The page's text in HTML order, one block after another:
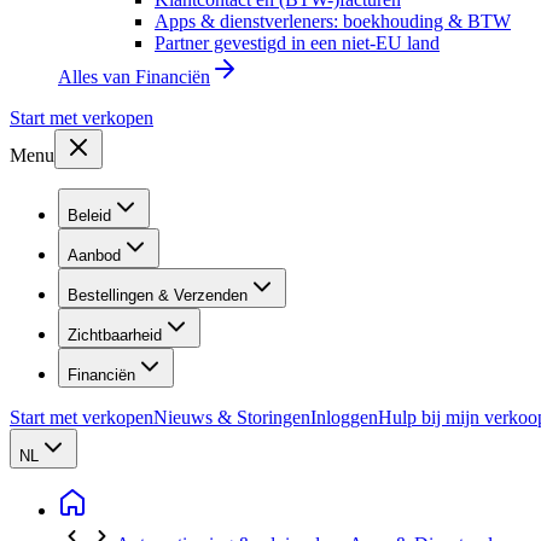
Apps & dienstverleners: boekhouding & BTW
Partner gevestigd in een niet-EU land
Alles van Financiën
Start met verkopen
Menu
Beleid
Aanbod
Bestellingen & Verzenden
Zichtbaarheid
Financiën
Start met verkopenNieuws & StoringenInloggenHulp bij mijn
NL